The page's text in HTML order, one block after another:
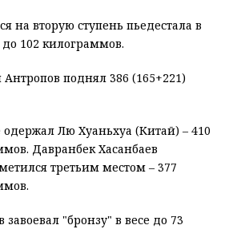
на вторую ступень пьедестала в
до 102 килограммов.
поднял 386 (165+221)
одержал Лю Хуаньхуа (Китай) – 410
Давранбек Хасанбаев
третьим местом – 377
завоевал "бронзу" в весе до 73